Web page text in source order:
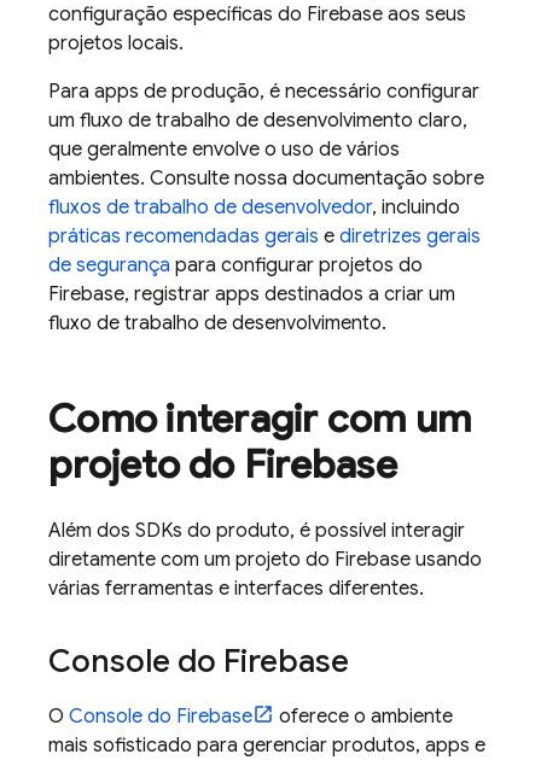
configuração específicas do Firebase aos seus
projetos locais.
Para apps de produção, é necessário configurar
um fluxo de trabalho de desenvolvimento claro,
que geralmente envolve o uso de vários
ambientes. Consulte nossa documentação sobre
fluxos de trabalho de desenvolvedor, incluindo
práticas recomendadas gerais e diretrizes gerais
de segurança para configurar projetos do
Firebase, registrar apps destinados a criar um
fluxo de trabalho de desenvolvimento.
Como interagir com um
projeto do Firebase
Além dos SDKs do produto, é possível interagir
diretamente com um projeto do Firebase usando
várias ferramentas e interfaces diferentes.
Console do Firebase
O Console do Firebase
oferece o ambiente
mais sofisticado para gerenciar produtos, apps e